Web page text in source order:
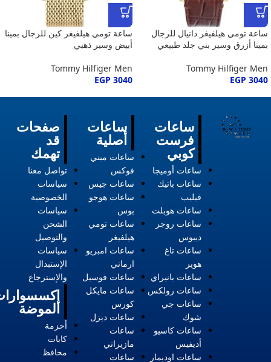
ساعة تومي هيلفيغر دانيال للرجال
بمينا أزرق وسير بني جلد طبيعي
Tommy Hilfiger Men
EGP 3040
ساعة تومي هيلفيغر كين للرجال بمينا
أبيض وسير ذهبي
Tommy Hilfiger Men
EGP 3040
صفحات
قد
تهمك
تواصل معنا
سياسات
الخصوصية
سياسات
الشحن
والتوصيل
سياسات
الإستبدال
والإسترجاع
الموضة
أحزمة
كابات
محافظ
ساعات
أصلية
ساعات ميني
فوكس
ساعات جيس
ساعات هوجو
بوس
ساعات تومي
هيلفيغر
ساعات امبريو
ارماني
ساعات فوسيل
ساعات مايكل
كورس
ساعات ديزل
ساعات
مازيراتي
ساعات
ساعات
فرست
كوبي
ساعات أوميجا
ساعات باتيك
فيليب
ساعات هوبلت
ساعات روجر
ديبوس
ساعات تاغ
هوير
ساعات بانيراي
ساعات رولكس
ساعات جي
شوك
ساعات كاسيو
أديفيس
ساعات اوديمار